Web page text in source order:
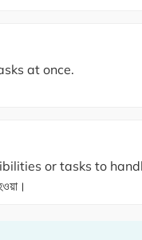
at once.
or tasks to